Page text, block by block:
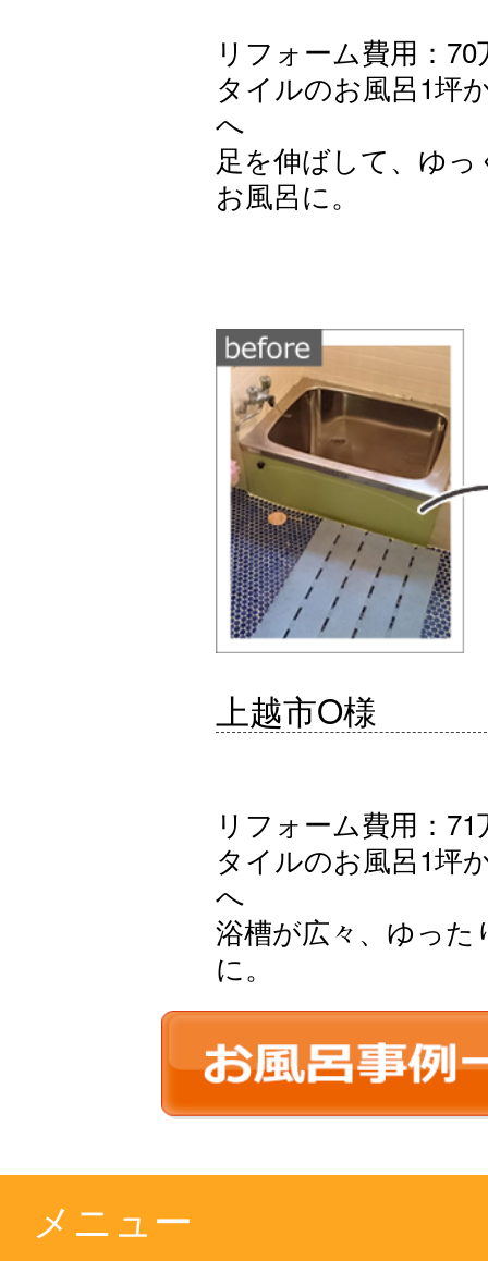
リフォーム費用：
タイルのお風呂1坪
へ
足を伸ばして、ゆ
お風呂に。
上越市O様
リフォーム費用：
タイルのお風呂1坪
へ
浴槽が広々、ゆった
に。
メニュー